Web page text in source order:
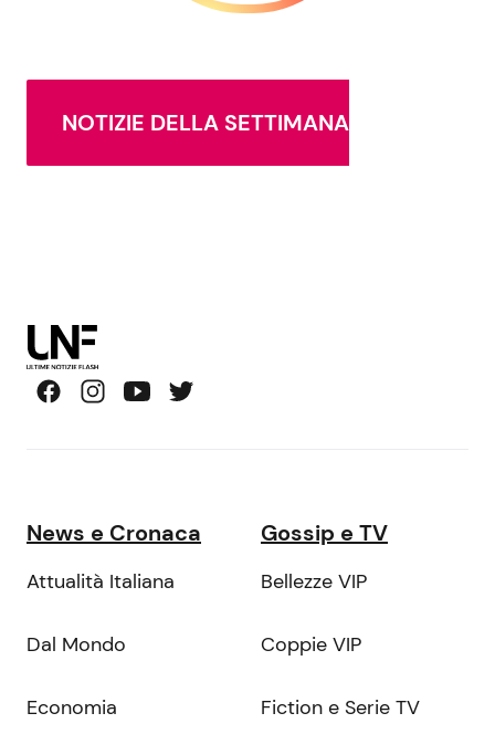
NOTIZIE DELLA SETTIMANA
News e Cronaca
Attualità Italiana
Dal Mondo
Economia
Gossip e TV
Bellezze VIP
Coppie VIP
Fiction e Serie TV